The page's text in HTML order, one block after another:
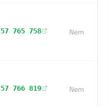
57 765 758 Nem
57 766 819 Nem